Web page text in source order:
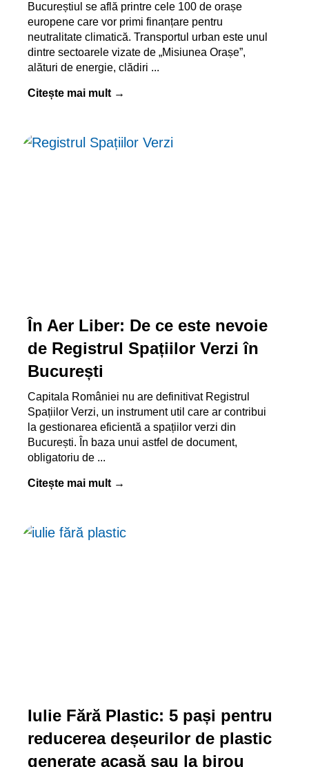
Bucureștiul se află printre cele 100 de orașe
europene care vor primi finanțare pentru
neutralitate climatică. Transportul urban este unul
dintre sectoarele vizate de „Misiunea Orașe”,
alături de energie, clădiri
Citește mai mult →
În Aer Liber: De ce este nevoie
de Registrul Spațiilor Verzi în
București
Capitala României nu are definitivat Registrul
Spațiilor Verzi, un instrument util care ar contribui
la gestionarea eficientă a spațiilor verzi din
București. În baza unui astfel de document,
obligatoriu de
Citește mai mult →
Iulie Fără Plastic: 5 pași pentru
reducerea deșeurilor de plastic
generate acasă sau la birou